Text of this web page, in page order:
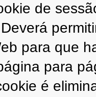
de
para que
para
é